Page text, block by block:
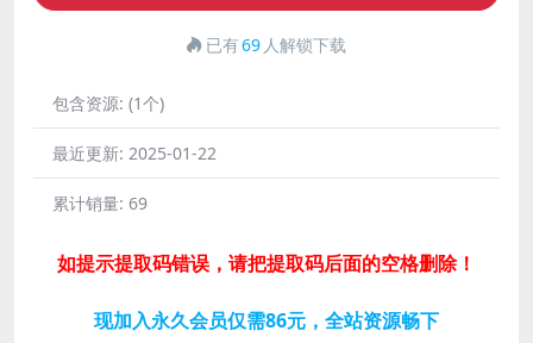
已有69 人解锁下载
包含资源: (1个)
最近更新: 2025-01-22
累计销量: 69
如提示提取码错误，请把提取码后面的空格删除！
现加入永久会员仅需86元，全站资源畅下